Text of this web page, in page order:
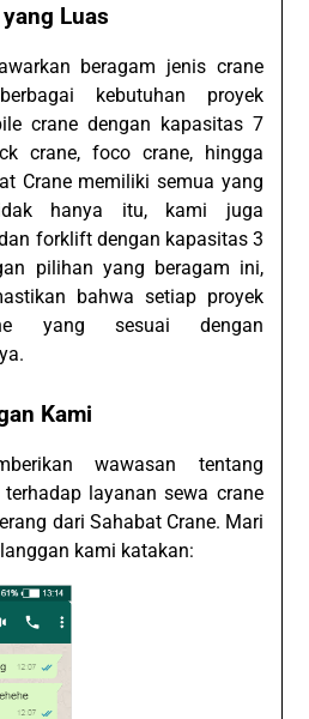
Luas
beragam jenis crane
kebutuhan proyek
crane dengan kapasitas 7
crane, foco crane, hingga
Crane memiliki semua yang
hanya itu, kami juga
forklift dengan kapasitas 3
pilihan yang beragam ini,
bahwa setiap proyek
yang sesuai dengan
Kami
wawasan tentang
layanan sewa crane
dari Sahabat Crane. Mari
kami katakan: